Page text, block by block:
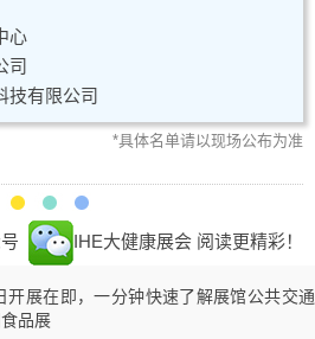
心
司
技有限公司
*具体名单请以现场公布为准
IHE大健康展会 阅读更精彩！
开展在即，一分钟快速了解展馆公共交通
品展